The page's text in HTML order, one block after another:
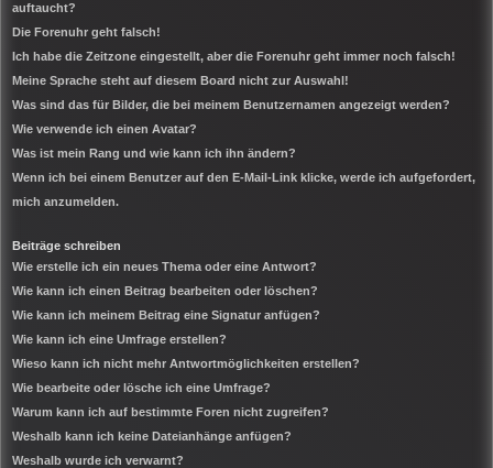
auftaucht?
Die Forenuhr geht falsch!
Ich habe die Zeitzone eingestellt, aber die Forenuhr geht immer noch falsch!
Meine Sprache steht auf diesem Board nicht zur Auswahl!
Was sind das für Bilder, die bei meinem Benutzernamen angezeigt werden?
Wie verwende ich einen Avatar?
Was ist mein Rang und wie kann ich ihn ändern?
Wenn ich bei einem Benutzer auf den E-Mail-Link klicke, werde ich aufgefordert,
mich anzumelden.
Beiträge schreiben
Wie erstelle ich ein neues Thema oder eine Antwort?
Wie kann ich einen Beitrag bearbeiten oder löschen?
Wie kann ich meinem Beitrag eine Signatur anfügen?
Wie kann ich eine Umfrage erstellen?
Wieso kann ich nicht mehr Antwortmöglichkeiten erstellen?
Wie bearbeite oder lösche ich eine Umfrage?
Warum kann ich auf bestimmte Foren nicht zugreifen?
Weshalb kann ich keine Dateianhänge anfügen?
Weshalb wurde ich verwarnt?